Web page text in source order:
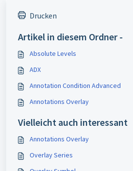
Drucken
Artikel in diesem Ordner -
Absolute Levels
ADX
Annotation Condition Advanced
Annotations Overlay
Vielleicht auch interessant
Annotations Overlay
Overlay Series